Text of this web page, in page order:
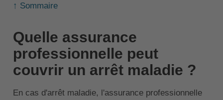
↑ Sommaire
Quelle assurance
professionnelle peut
couvrir un arrêt maladie ?
En cas d'arrêt maladie, l'assurance professionnelle